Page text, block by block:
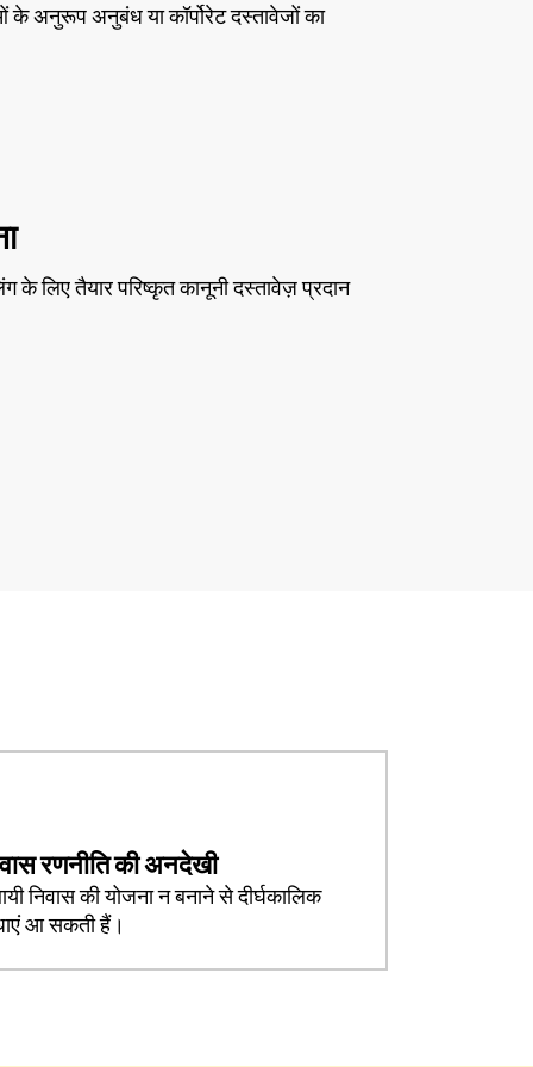
अनुरूप अनुबंध या कॉर्पोरेट दस्तावेजों का
के लिए तैयार परिष्कृत कानूनी दस्तावेज़ प्रदान
रणनीति की अनदेखी
निवास की योजना न बनाने से दीर्घकालिक
आ सकती हैं।